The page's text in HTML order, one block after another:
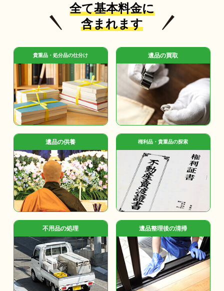
全て基本料金に
含まれます
貴重品・処分品の仕分け 遺品の買取
遺品の供養 権利品・貴重品の探索
不用品の処理 遺品整理後の清掃